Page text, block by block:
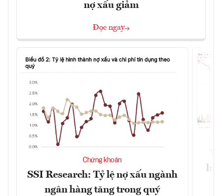
nợ xấu giảm
Đọc ngay
Chứng khoán
SSI Research: Tỷ lệ nợ xấu ngành
ngân hàng tăng trong quý
lực